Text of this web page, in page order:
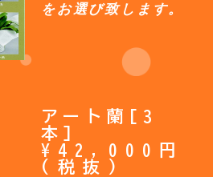
をお選び致します。
アート蘭[3
本]
¥42,000円
(税抜)